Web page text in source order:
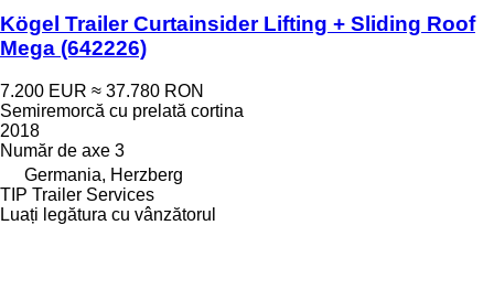
Kögel Trailer Curtainsider Lifting + Sliding Roof
Mega (642226)
7.200 EUR ≈ 37.780 RON
Semiremorcă cu prelată cortina
2018
Număr de axe 3
Germania, Herzberg
TIP Trailer Services
Luați legătura cu vânzătorul